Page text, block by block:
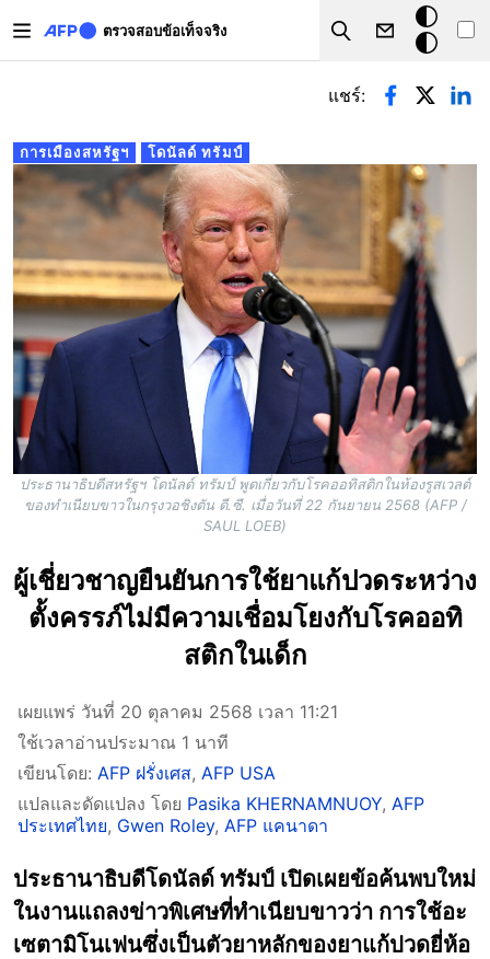
ตรวจสอบข้อเท็จจริง
Search
โหมด
มืด
Primary tabs
การเมืองสหรัฐฯ โดนัลด์ ทรัมป์
แชร์:
ประธานาธิบดีสหรัฐฯ โดนัลด์ ทรัมป์ พูดเกี่ยวกับโรคออทิสติกในห้องรูสเวลต์
ของทำเนียบขาวในกรุงวอชิงตัน ดี.ซี. เมื่อวันที่ 22 กันยายน 2568 (AFP /
SAUL LOEB)
ผู้เชี่ยวชาญยืนยันการใช้ยาแก้ปวดระหว่าง
ตั้งครรภ์ไม่มีความเชื่อมโยงกับโรคออทิ
สติกในเด็ก
เผยแพร่ วันที่ 20 ตุลาคม 2568 เวลา 11:21
ใช้เวลาอ่านประมาณ 1 นาที
เขียนโดย: AFP ฝรั่งเศส, AFP USA
แปลและดัดแปลง โดย Pasika KHERNAMNUOY, AFP
ประเทศไทย, Gwen Roley, AFP แคนาดา
ประธานาธิบดีโดนัลด์ ทรัมป์ เปิดเผยข้อค้นพบใหม่
ในงานแถลงข่าวพิเศษที่ทำเนียบขาวว่า การใช้อะ
เซตามิโนเฟนซึ่งเป็นตัวยาหลักของยาแก้ปวดยี่ห้อ